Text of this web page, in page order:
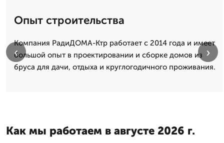
Опыт строительства
Компания РадиДОМА-Ктр работает с 2014 года и имеет
большой опыт в проектировании и сборке домов из
бруса для дачи, отдыха и круглогодичного проживания.
‹ ›
Как мы работаем в августе 2026 г.